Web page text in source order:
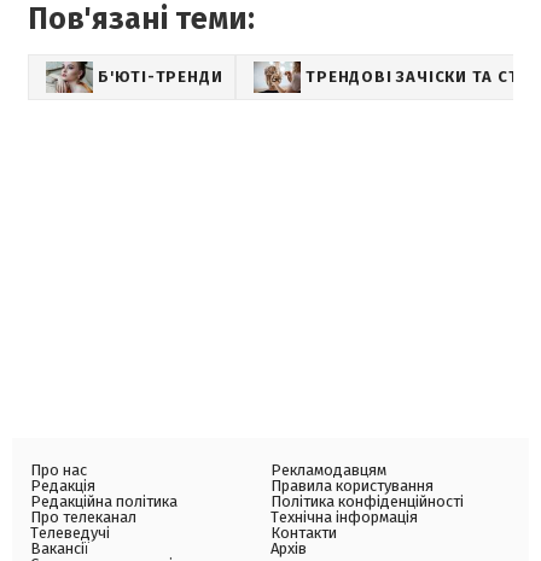
Пов'язані теми:
Б'ЮТІ-ТРЕНДИ ТРЕНДОВІ ЗАЧІСКИ ТА
Про нас
Редакція
Редакційна політика
Про телеканал
Телеведучі
Вакансії
Рекламодавцям
Правила користування
Політика конфіденційності
Технічна інформація
Контакти
Архів